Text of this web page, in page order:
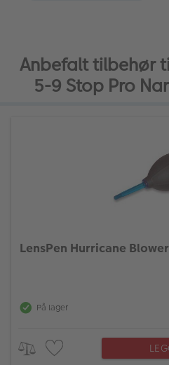
Anbefalt tilbehør
5-9 Stop Pro
LensPen Hurricane Blower
På lager